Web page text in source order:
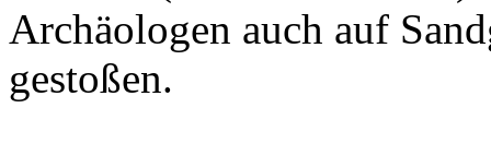
Archäologen auch auf
gestoßen.